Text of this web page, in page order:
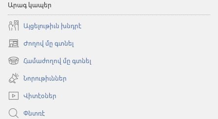
Արագ կապեր
Այցելութիւն խնդրէ
Ժողով մը գտնել
(opens
new
window)
Համաժողով մը գտնել
(opens
new
window)
Նորութիւններ
Վիտէօներ
Փնտռէ